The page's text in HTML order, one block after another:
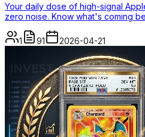
Your daily dose of high-signal
zero noise. Know what's coming
1 91 2026-04-21